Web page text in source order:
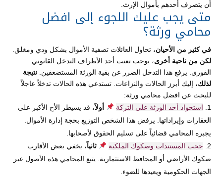
أن يتصرف أحدهم بأموال الإرث.
متى يجب عليك اللجوء إلى افضل
محامي ورثة؟
في كثير من الأحيان، تحاول العائلات تصفية الأموال بشكل ودي ومغلق.
لكن من ناحية أخرى، يوجب تعنت أحد الأطراف التدخل القانوني
الفوري. يرفع هذا التدخل الضرر عن بقية الورثة المستضعفين. نتيجة
لذلك، إليك أبرز الحالات والنزاعات. تستدعي هذه الحالات تدخلاً عاجلاً
للبحث عن افضل محامي ورثة:
استحواذ أحد الورثة على التركة
أولاً، قد يسيطر الأخ الأكبر على
العقارات وإيراداتها. يرفض هذا الشخص التوزيع بحجة إدارة الأموال.
يجبره المحامي قضائياً على تسليم الحقوق لأصحابها.
حجب المستندات وصكوك الملكية
ثانياً، يخفي بعض الأقارب
صكوك الأراضي أو المحافظ الاستثمارية. يتبع المحامي هذه الأصول عبر
الجهات الحكومية ويعيدها للضوء.